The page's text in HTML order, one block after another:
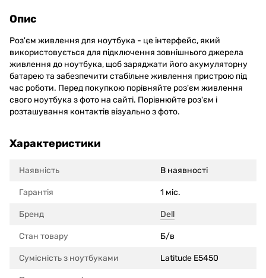
Опис
Роз'єм живлення для ноутбука - це інтерфейс, який
використовується для підключення зовнішнього джерела
живлення до ноутбука, щоб заряджати його акумуляторну
батарею та забезпечити стабільне живлення пристрою під
час роботи. Перед покупкою порівняйте роз'єм живлення
свого ноутбука з фото на сайті. Порівнюйте роз'єм і
розташування контактів візуально з фото.
Характеристики
Наявність В наявності
Гарантія 1 міс.
Бренд Dell
Стан товару Б/в
Сумісність з ноутбуками Latitude E5450